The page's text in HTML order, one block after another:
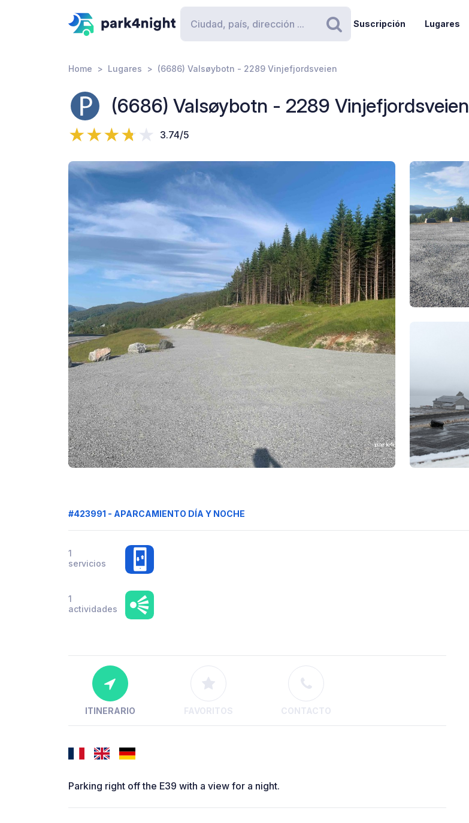
Buscar
Suscripción Lugares
Home Lugares (6686) Valsøybotn - 2289 Vinjefjordsveien
(6686) Valsøybotn - 2289 Vinjefjordsveien
3.74/5
#423991 - APARCAMIENTO DÍA Y NOCHE
1
servicios
1
actividades
ITINERARIO FAVORITOS CONTACTO
Parking right off the E39 with a view for a night.